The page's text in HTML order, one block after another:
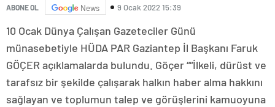
ABONE OL News 9 Ocak 2022 15:39
10 Ocak Dünya Çalışan Gazeteciler Günü
münasebetiyle HÜDA PAR Gaziantep İl Başkanı Faruk
GÖÇER açıklamalarda bulundu. Göçer ““İlkeli, dürüst ve
tarafsız bir şekilde çalışarak halkın haber alma hakkını
sağlayan ve toplumun talep ve görüşlerini kamuoyuna